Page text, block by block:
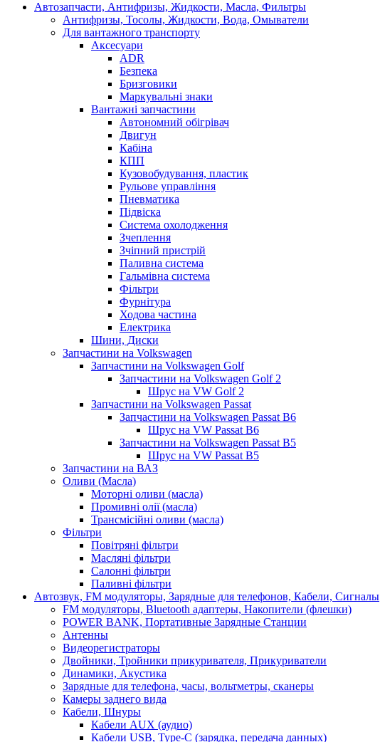
Автозапчасти, Антифризы, Жидкости, Масла, Фильтры
Антифризы, Тосолы, Жидкости, Вода, Омыватели
Для вантажного транспорту
Аксесуари
ADR
Безпека
Бризговики
Маркувальні знаки
Вантажні запчастини
Автономний обігрівач
Двигун
Кабіна
КПП
Кузовобудування, пластик
Рульове управління
Пневматика
Підвіска
Система охолодження
Зчеплення
Зчіпний пристрій
Паливна система
Гальмівна система
Фільтри
Фурнітура
Ходова частина
Електрика
Шини, Диски
Запчастини на Volkswagen
Запчастини на Volkswagen Golf
Запчастини на Volkswagen Golf 2
Шрус на VW Golf 2
Запчастини на Volkswagen Passat
Запчастини на Volkswagen Passat B6
Шрус на VW Passat B6
Запчастини на Volkswagen Passat B5
Шрус на VW Passat B5
Запчастини на ВАЗ
Оливи (Масла)
Моторні оливи (масла)
Промивні олії (масла)
Трансмісійні оливи (масла)
Фільтри
Повітряні фільтри
Масляні фільтри
Салонні фільтри
Паливні фільтри
Автозвук, FM модуляторы, Зарядные для телефонов, Кабели, Сигналы
FM модуляторы, Bluetooth адаптеры, Накопители (флешки)
POWER BANK, Портативные Зарядные Станции
Антенны
Видеорегистраторы
Двойники, Тройники прикуривателя, Прикуриватели
Динамики, Акустика
Зарядные для телефона, часы, вольтметры, сканеры
Камеры заднего вида
Кабели, Шнуры
Кабели AUX (аудио)
Кабели USB, Type-C (зарядка, передача данных)